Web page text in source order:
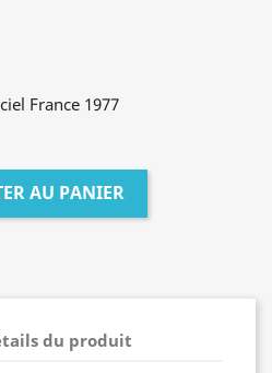
France 1977
AU PANIER
du produit